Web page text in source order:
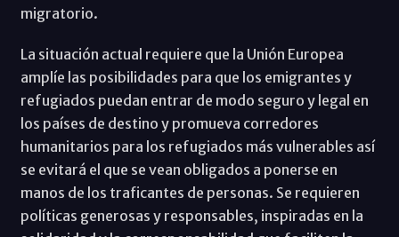
migratorio.
La situación actual requiere que la Unión Europea
amplíe las posibilidades para que los emigrantes y
refugiados puedan entrar de modo seguro y legal en
los países de destino y promueva corredores
humanitarios para los refugiados más vulnerables así
se evitará el que se vean obligados a ponerse en
manos de los traficantes de personas. Se requieren
políticas generosas y responsables, inspiradas en la